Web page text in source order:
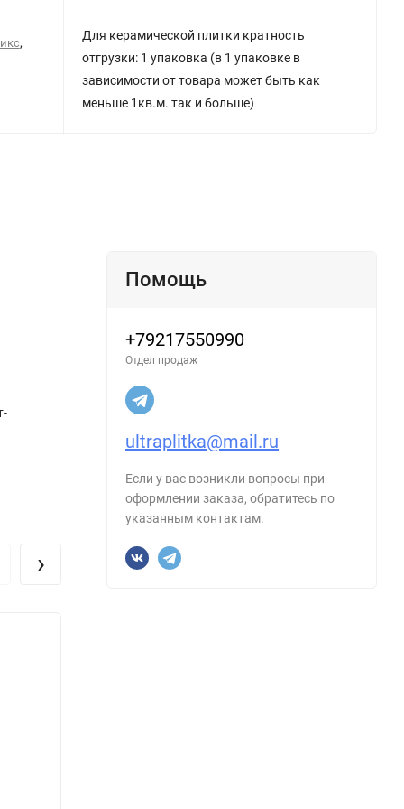
,
Для керамической плитки кратность
отгрузки: 1 упаковка (в 1 упаковке в
зависимости от товара может быть как
меньше 1кв.м. так и больше)
›
Помощь
+79217550990
Отдел продаж
ultraplitka@mail.ru
Если у вас возникли вопросы при
оформлении заказа, обратитесь по
указанным контактам.